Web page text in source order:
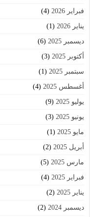
فبراير 2026 (4)
يناير 2026 (1)
ديسمبر 2025 (6)
أكتوبر 2025 (3)
سبتمبر 2025 (1)
أغسطس 2025 (4)
يوليو 2025 (9)
يونيو 2025 (3)
مايو 2025 (1)
أبريل 2025 (2)
مارس 2025 (5)
فبراير 2025 (4)
يناير 2025 (2)
ديسمبر 2024 (2)